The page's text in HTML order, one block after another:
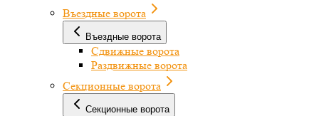
Въездные ворота
Въездные ворота
Сдвижные ворота
Раздвижные ворота
Секционные ворота
Секционные ворота